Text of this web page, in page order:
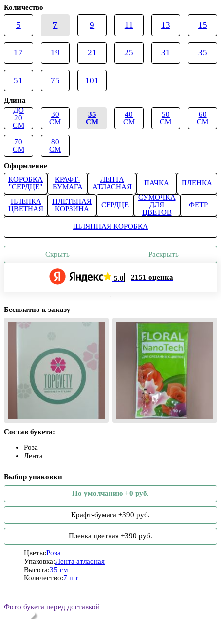
Количество
5 7 9 11 13 15
17 19 21 25 31 35
51 75 101
Длина
ДО
20
СМ
30
СМ
35
СМ
40
СМ
50
СМ
60
СМ
70
СМ
80
СМ
Оформление
КОРОБКА
"СЕРДЦЕ"
КРАФТ-
БУМАГА
ЛЕНТА
АТЛАСНАЯ
ПАЧКА ПЛЕНКА
ПЛЕНКА
ЦВЕТНАЯ
ПЛЕТЕНАЯ
КОРЗИНА
СЕРДЦЕ
СУМОЧКА
ДЛЯ
ЦВЕТОВ
ФЕТР
ШЛЯПНАЯ КОРОБКА
Скрыть Раскрыть
5.0 2151 оценка
Бесплатно к заказу
Состав букета:
Роза
Лента
Выбор упаковки
По умолчанию +0 руб.
Крафт-бумага +390 руб.
Пленка цветная +390 руб.
Цветы:Роза
Упаковка:Лента атласная
Высота:35 см
Количество:7 шт
Фото букета перед доставкой